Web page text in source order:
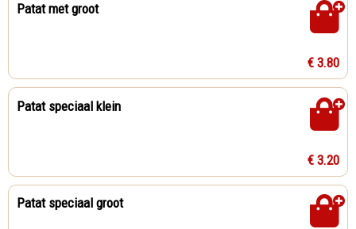
Patat met groot
€ 3.80
Patat speciaal klein
€ 3.20
Patat speciaal groot